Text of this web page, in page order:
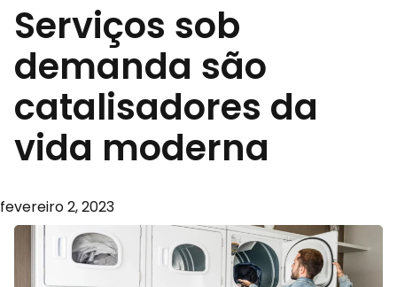
Serviços sob
demanda são
catalisadores da
vida moderna
fevereiro 2, 2023